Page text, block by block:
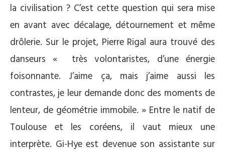
la civilisation ? C’est cette question qui sera mise
en avant avec décalage, détournement et même
drôlerie. Sur le projet, Pierre Rigal aura trouvé des
danseurs « très volontaristes, d’une énergie
foisonnante. J’aime ça, mais j’aime aussi les
contrastes, je leur demande donc des moments de
lenteur, de géométrie immobile. » Entre le natif de
Toulouse et les coréens, il vaut mieux une
interprète. Gi-Hye est devenue son assistante sur